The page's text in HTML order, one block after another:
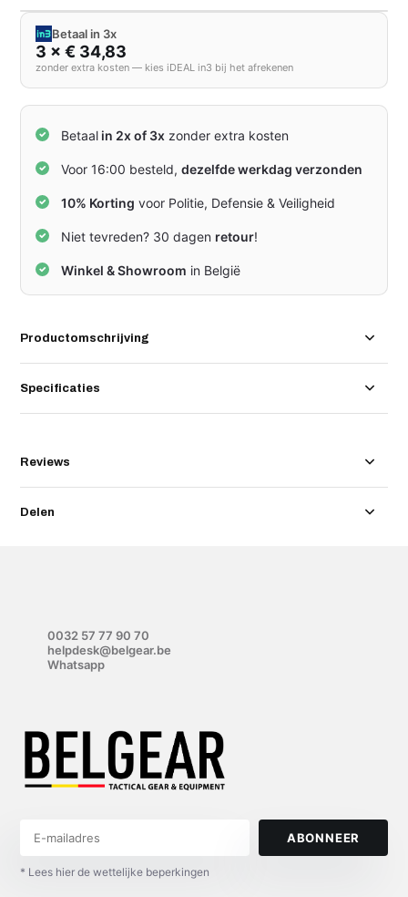
Betaal in 3x
3 × € 34,83
zonder extra kosten — kies iDEAL in3 bij het afrekenen
Betaal in 2x of 3x zonder extra kosten
Voor 16:00 besteld,dezelfde werkdag verzonden
10% Korting voor Politie, Defensie & Veiligheid
Niet tevreden? 30 dagen retour!
Winkel & Showroom in België
Productomschrijving
Specificaties
Reviews
Delen
0032 57 77 90 70
helpdesk@belgear.be
Whatsapp
ABONNEER
* Lees hier de wettelijke beperkingen